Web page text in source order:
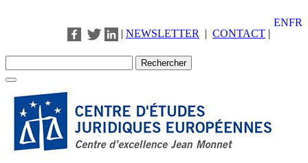
FR
EN
| NEWSLETTER | CONTACT |